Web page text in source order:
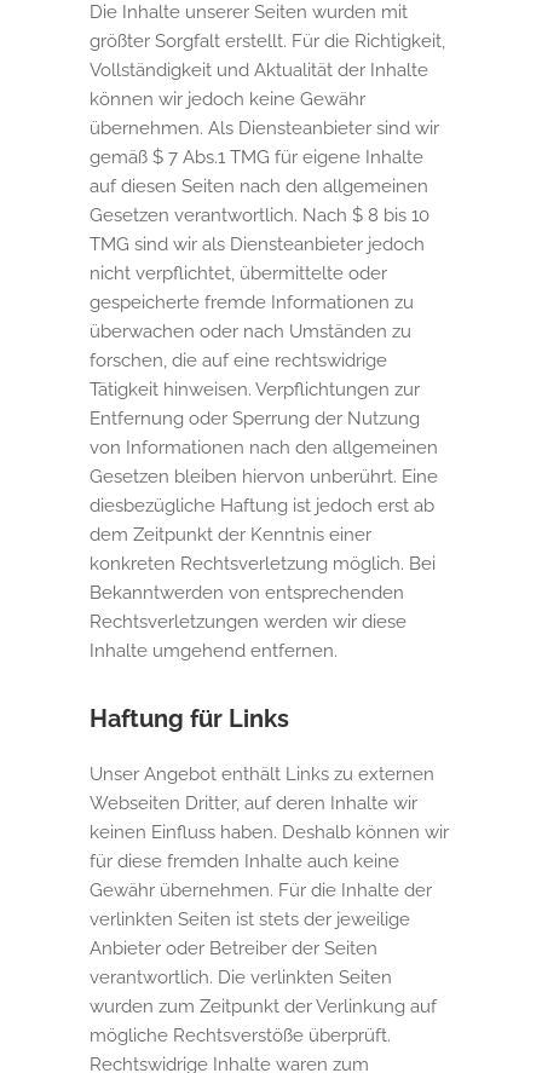
Die Inhalte unserer Seiten wurden mit
größter Sorgfalt erstellt. Für die Richtigkeit,
Vollständigkeit und Aktualität der Inhalte
können wir jedoch keine Gewähr
übernehmen. Als Diensteanbieter sind wir
gemäß $ 7 Abs.1 TMG für eigene Inhalte
auf diesen Seiten nach den allgemeinen
Gesetzen verantwortlich. Nach $ 8 bis 10
TMG sind wir als Diensteanbieter jedoch
nicht verpflichtet, übermittelte oder
gespeicherte fremde Informationen zu
überwachen oder nach Umständen zu
forschen, die auf eine rechtswidrige
Tätigkeit hinweisen. Verpflichtungen zur
Entfernung oder Sperrung der Nutzung
von Informationen nach den allgemeinen
Gesetzen bleiben hiervon unberührt. Eine
diesbezügliche Haftung ist jedoch erst ab
dem Zeitpunkt der Kenntnis einer
konkreten Rechtsverletzung möglich. Bei
Bekanntwerden von entsprechenden
Rechtsverletzungen werden wir diese
Inhalte umgehend entfernen.
Haftung für Links
Unser Angebot enthält Links zu externen
Webseiten Dritter, auf deren Inhalte wir
keinen Einfluss haben. Deshalb können wir
für diese fremden Inhalte auch keine
Gewähr übernehmen. Für die Inhalte der
verlinkten Seiten ist stets der jeweilige
Anbieter oder Betreiber der Seiten
verantwortlich. Die verlinkten Seiten
wurden zum Zeitpunkt der Verlinkung auf
mögliche Rechtsverstöße überprüft.
Rechtswidrige Inhalte waren zum